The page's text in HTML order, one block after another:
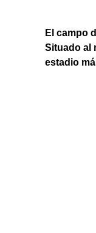
El campo
Situado al
estadio